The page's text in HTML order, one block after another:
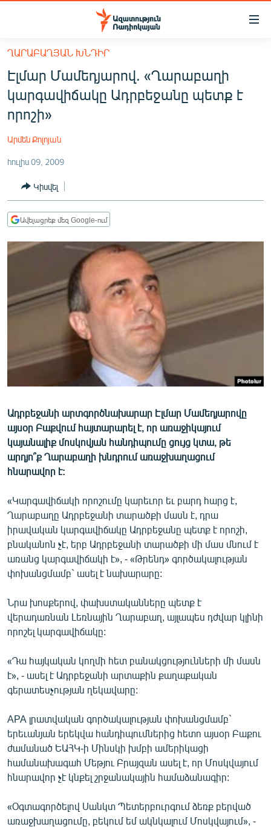
Մատչելիության
հիմնական
բովանդակությանը
Անցնել
հիմնական
մենյուին
ՀԱՅԱՍՏԱՆ
ՔԱՂԱՔԱԿԱՆ
ՏՆՏԵՍՈՒԹՅՈՒՆ
ՂԱՐԱԲԱՂ
ՏԱՐԱԾԱՇՐՋԱՆ
ՄԻՋԱԶԳԱՅԻՆ
ՄՇԱԿՈՒՅԹ
ՄԵԿՆԱԲԱՆՈՒԹՅՈՒՆ
ՏՏ ԵՒ ԻՆՏԵՐՆԵՏ
ԱՐԽԻՎ
ՏԵՍԱՆՅՈՒԹԵՐ
ԲԱՆԱՎԵՃ
ՁԳՏԵԼՈՎ ԼԱՎԱԳՈՒՅՆԻՆ
ՓՈԴՔԱՍԹ
Հայերեն
English
Русский
ՀԵՏԵՎԵՔ ՄԵԶ
«Ազատության» բոլոր կայքերը
ՂԱՐԱԲԱՂՅԱՆ ԽՆԴԻՐ
Էլմար Մամեդյարով. «Ղարաբաղի
կարգավիճակը Ադրբեջանը պետք է
որոշի»
Արմեն Քոլոյան
հուլիս 09, 2009
Կիսվել
Ավելացրեք մեզ Google-ում
Ադրբեջանի արտգործնախարար Էլմար Մամեդյարովը
այսօր Բաքվում հայտարարել է, որ առաջիկայում
կայանալիք մոսկովյան հանդիպումը ցույց կտա, թե
արդյո՞ք Ղարաբաղի խնդրում առաջխաղացում
հնարավոր է:
«Կարգավիճակի որոշումը կարեւոր եւ բարդ հարց է,
Ղարաբաղը Ադրբեջանի տարածքի մասն է, դրա
իրավական կարգավիճակը Ադրբեջանը պետք է որոշի,
բնականոն չէ, երբ Ադրբեջանի տարածքի մի մաս մնում է
առանց կարգավիճակի է», - «Թրենդ» գործակալության
փոխանցմամբ` ասել է նախարարը:
Նրա խոսքերով, փախստականները պետք է
վերադառնան Լեռնային Ղարաբաղ, այլապես դժվար կլինի
որոշել կարգավիճակը:
«Դա հայկական կողմի հետ բանակցությունների մի մասն
է», - ասել է Ադրբեջանի արտաքին քաղաքական
գերատեսչության ղեկավարը:
APA լրատվական գործակալության փոխանցմամբ`
երեւանյան երեկվա հանդիպումներից հետո այսօր Բաքու
ժամանած ԵԱՀԿ-ի Մինսկի խմբի ամերիկացի
համանախագահ Մեթյու Բրայզան ասել է, որ Մոսկվայում
հնարավոր չէ կնքել շրջանակային համաձանագիր:
«Օգտագործելով Սանկտ Պետերբուրգում ձեռք բերված
առաջխաղացումը, բեկում եմ ակնկալում Մոսկվայում», -